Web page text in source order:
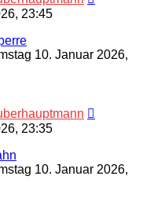
23:45
10. Januar 2026,
23:35
10. Januar 2026,